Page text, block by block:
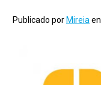
Publicado por Mireia en